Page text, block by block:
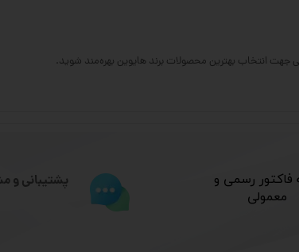
فاکتور رسمی و
معمولی
پشتیبانی و